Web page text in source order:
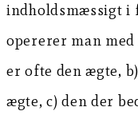
indholdsmæssigt i
opererer man
er ofte den ægte,
ægte, c) den der